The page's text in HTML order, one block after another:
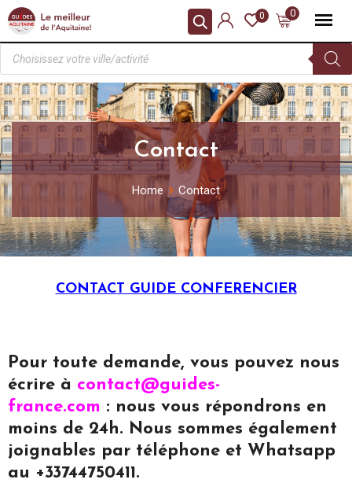
0
0
Contact
Home Contact
CONTACT GUIDE CONFERENCIER
Pour toute demande, vous pouvez nous
écrire à contact@guides-
france.com : nous vous répondrons en
moins de 24h. Nous sommes également
joignables par téléphone et Whatsapp
au +33744750411.